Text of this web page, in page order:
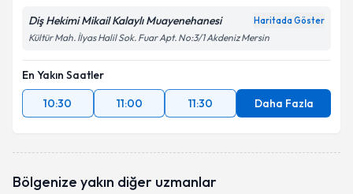
Diş Hekimi Mikail Kalaylı Muayenehanesi Haritada Göster
Kültür Mah. İlyas Halil Sok. Fuar Apt. No:3/1 Akdeniz Mersin
En Yakın Saatler
10:30
11:00 11:30 Daha Fazla
Bölgenize yakın diğer uzmanlar